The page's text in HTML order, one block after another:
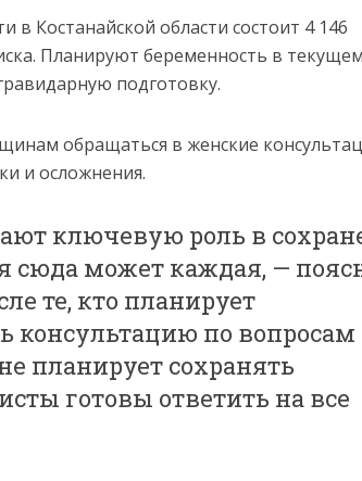
в Костанайской области состоит 4 146
Планируют беременность в
подготовку.
обращаться в женские
и осложнения.
ключевую роль в
сюда может каждая, —
те, кто планирует
консультацию по вопросам
планирует сохранять
готовы ответить на все